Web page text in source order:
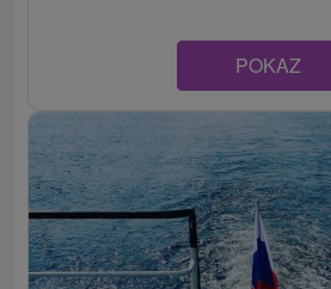
POKAZ